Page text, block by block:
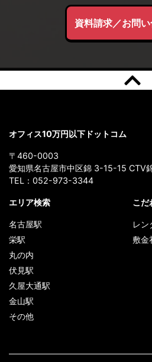
資料請求／お問
オフィス10万円以下ドットコム
〒460-0003
愛知県名古屋市中区錦 3-15-15 CTV
TEL： 052-973-3344
エリア検索
名古屋駅
栄駅
丸の内
伏見駅
久屋大通駅
金山駅
その他
こだ
レン
敷金